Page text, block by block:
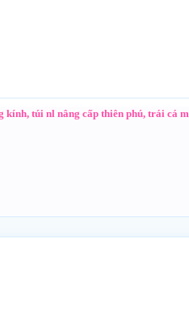
túi nl nâng cấp thiên phú, trái cá